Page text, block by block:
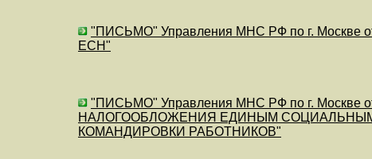
"ПИСЬМО" Управления МНС РФ по г.
ЕСН"
"ПИСЬМО" Управления МНС РФ по г. Москве
НАЛОГООБЛОЖЕНИЯ ЕДИНЫМ
КОМАНДИРОВКИ РАБОТНИКОВ"